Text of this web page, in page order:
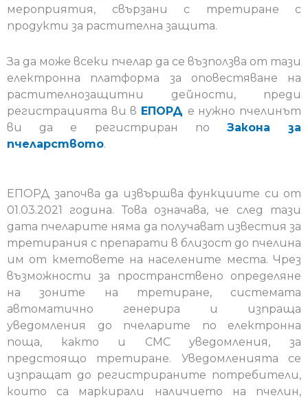
мероприятия, свързани с третиране с
продукти за растителна защита.
За да може всеки пчелар да се възползва от тази
електронна платформа за оповестяване на
растителнозащитни дейности, преди
регистрацията ви в ЕПОРД е нужно пчелинът
ви да е регистриран по Закона за
пчеларството.
ЕПОРД започва да извършва функциите си от
01.03.2021 година. Това означава, че след тази
дата пчеларите няма да получават известия за
третирания с препарати в близост до пчелина
им от кметовете на населените места. Чрез
възможности за пространствено определяне
на зоните на третиране, системата
автоматично генерира и изпраща
уведомления до пчеларите по електронна
поща, както и СМС уведомления, за
предстоящо третиране. Уведомленията се
изпращат до регистрираните потребители,
които са маркирали наличието на пчелин,